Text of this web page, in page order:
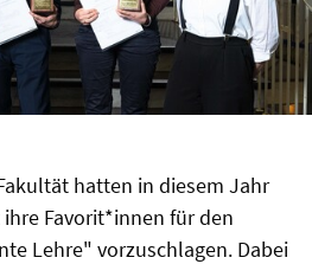
hatten in diesem Jahr
Favorit*innen für den
Lehre" vorzuschlagen. Dabei